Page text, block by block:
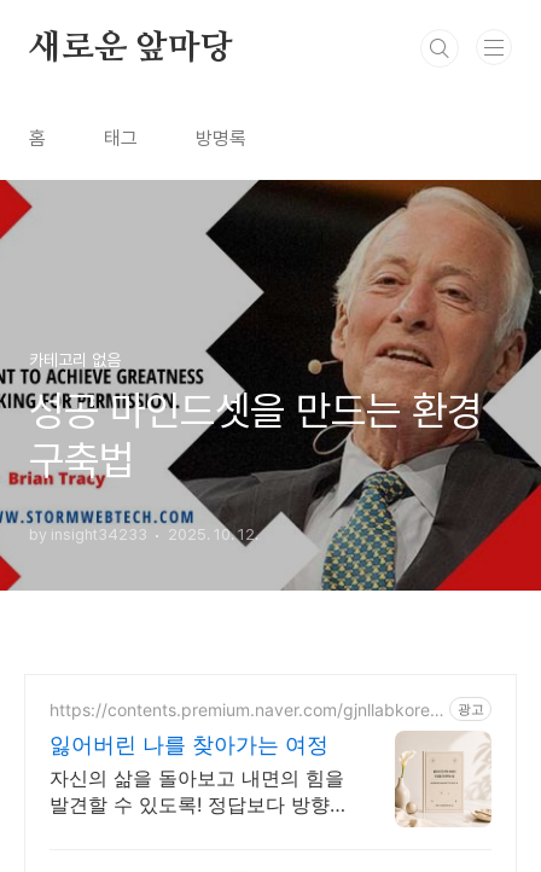
새로운 앞마당
홈 태그 방명록
카테고리 없음
성공 마인드셋을 만드는 환경
구축법
by insight34233 2025. 10. 12.
https://contents.premium.naver.com/gjnllabkore
광고
잃어버린 나를 찾아가는 여정
자신의 삶을 돌아보고 내면의 힘을
발견할 수 있도록! 정답보다 방향